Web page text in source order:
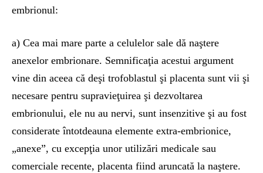
embrionul:
a) Cea mai mare parte a celulelor sale dă naştere
anexelor embrionare. Semnificaţia acestui argument
vine din aceea că deşi trofoblastul şi placenta sunt vii şi
necesare pentru supravieţuirea şi dezvoltarea
embrionului, ele nu au nervi, sunt insenzitive şi au fost
considerate întotdeauna elemente extra-embrionice,
„anexe”, cu excepţia unor utilizări medicale sau
comerciale recente, placenta fiind aruncată la naştere.